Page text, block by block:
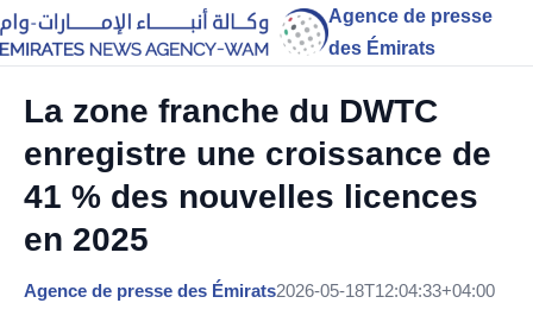
Agence de presse
des Émirats
La zone franche du DWTC
enregistre une croissance de
41 % des nouvelles licences
en 2025
Agence de presse des Émirats2026-05-18T12:04:33+04:00